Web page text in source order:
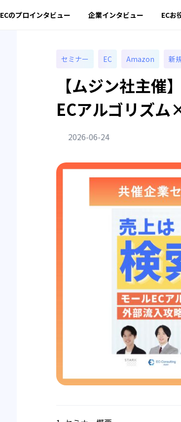
ECのプロインタビュー 企業インタビュー ECお
セミナー EC Amazon 新
【ムジン社主催
ECアルゴリズ
2026-06-24